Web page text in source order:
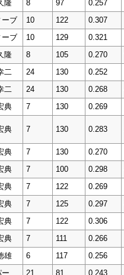
隆 8 97 0.257
ーブ 10 122 0.307
ーブ 10 129 0.321
隆 8 105 0.270
二 24 130 0.252
二 24 130 0.268
典 7 130 0.269
典 7 130 0.283
典 7 130 0.270
典 7 100 0.298
典 7 122 0.269
典 7 125 0.297
典 7 122 0.306
典 7 111 0.266
雄 6 117 0.256
ー 21 81 0.243